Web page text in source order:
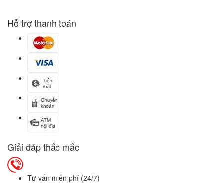
Hỗ trợ thanh toán
Giải đáp thắc mắc
Tư vấn miễn phí (24/7)